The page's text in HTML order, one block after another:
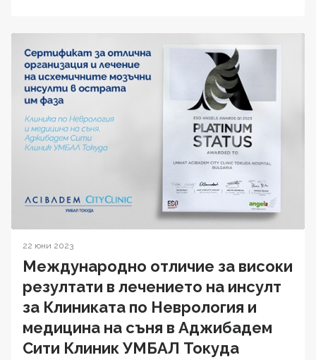
22 юни 2023
Международно отличие за високи
резултати в лечението на инсулт
за Клиниката по Неврология и
медицина на съня в Аджибадем
Сити Клиник УМБАЛ Токуда